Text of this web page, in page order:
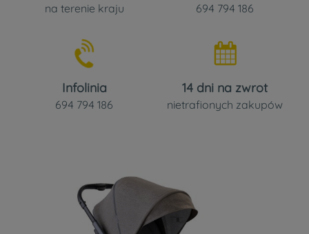
na terenie kraju 694 794 186
Infolinia
694 794 186
14 dni na zwrot
nietrafionych zakupów